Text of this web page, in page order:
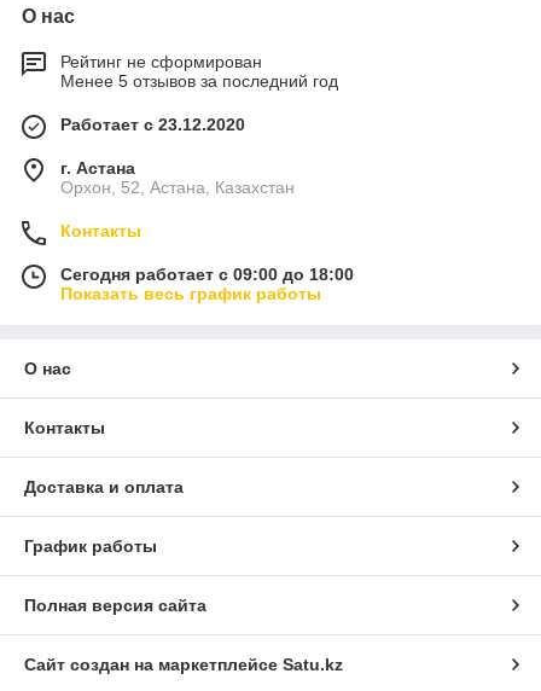
О нас
Рейтинг не сформирован
Менее 5 отзывов за последний год
Работает с 23.12.2020
г. Астана
Орхон, 52, Астана, Казахстан
Контакты
Сегодня работает с 09:00 до 18:00
Показать весь график работы
О нас
Контакты
Доставка и оплата
График работы
Полная версия сайта
Сайт создан на маркетплейсе Satu.kz